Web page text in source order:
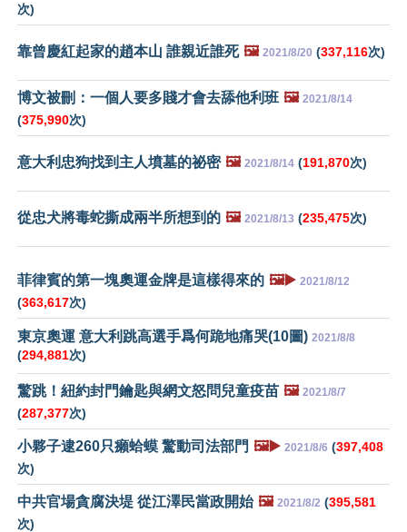
次)
靠曾慶紅起家的趙本山 誰親近誰死 🖼️ 2021/8/20 (337,116次)
博文被刪：一個人要多賤才會去舔他利班 🖼️ 2021/8/14
(375,990次)
意大利忠狗找到主人墳墓的祕密 🖼️ 2021/8/14 (191,870次)
從忠犬將毒蛇撕成兩半所想到的 🖼️ 2021/8/13 (235,475次)
菲律賓的第一塊奧運金牌是這樣得來的 🖼️▶️ 2021/8/12
(363,617次)
東京奧運 意大利跳高選手爲何跪地痛哭(10圖) 2021/8/8
(294,881次)
驚跳！紐約封門鑰匙與網文怒問兒童疫苗 🖼️ 2021/8/7
(287,377次)
小夥子逮260只癩蛤蟆 驚動司法部門 🖼️▶️ 2021/8/6 (397,408
次)
中共官場貪腐決堤 從江澤民當政開始 🖼️ 2021/8/2 (395,581
次)